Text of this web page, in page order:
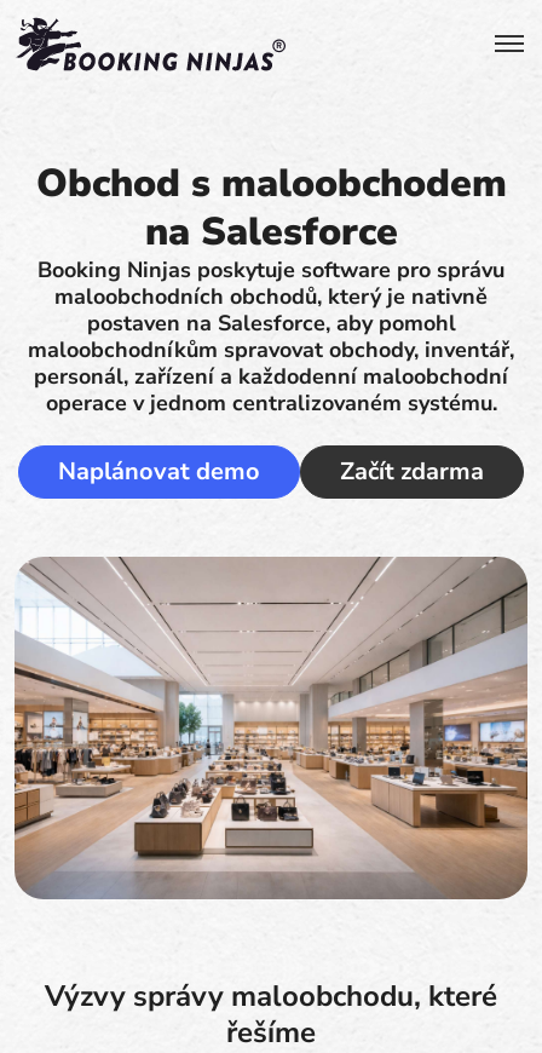
Obchod s maloobchodem
na Salesforce
Booking Ninjas poskytuje software pro správu
maloobchodních obchodů, který je nativně
postaven na Salesforce, aby pomohl
maloobchodníkům spravovat obchody, inventář,
personál, zařízení a každodenní maloobchodní
operace v jednom centralizovaném systému.
Naplánovat demo Začít zdarma
Výzvy správy maloobchodu, které
řešíme